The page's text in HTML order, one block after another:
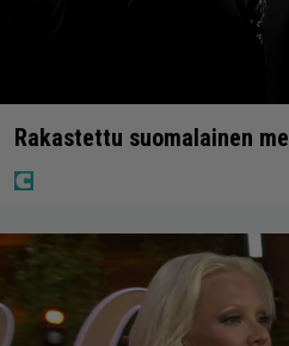
Rakastettu suomalainen